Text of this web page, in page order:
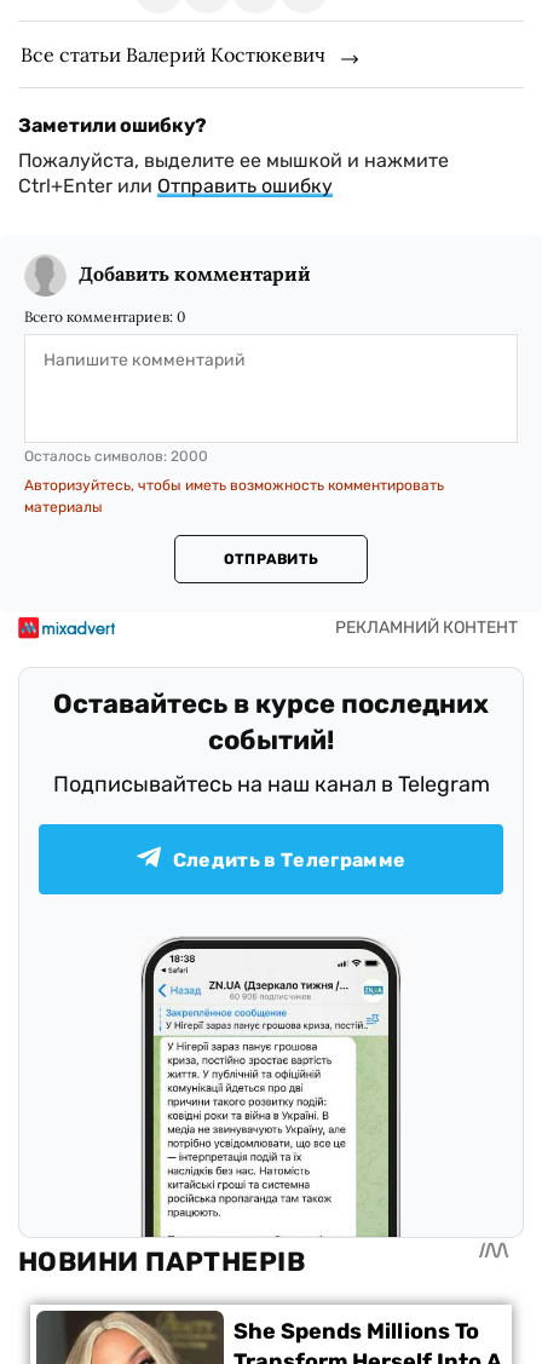
Все статьи Валерий Костюкевич
Заметили ошибку?
Пожалуйста, выделите ее мышкой и нажмите
Ctrl+Enter или Отправить ошибку
Добавить комментарий
Всего комментариев: 0
Осталось символов: 2000
Авторизуйтесь, чтобы иметь возможность комментировать
материалы
ОТПРАВИТЬ
Оставайтесь в курсе последних
событий!
Подписывайтесь на наш канал в Telegram
Следить в Телеграмме